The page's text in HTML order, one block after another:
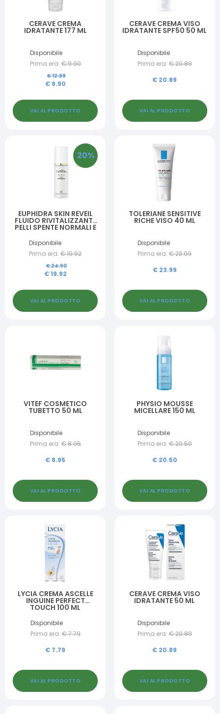
CERAVE CREMA
IDRATANTE 177 ML
Disponibile
Prima era: €9.90
€12.89
€ 9.90
VAI AL PRODOTTO
CERAVE CREMA VISO
IDRATANTE SPF50 50 ML
Disponibile
Prima era: €20.89
€ 20.89
VAI AL PRODOTTO
20%
EUPHIDRA SKIN REVEIL
FLUIDO RIVITALIZZANTE
PELLI SPENTE NORMALI E
Disponibile
Prima era: €19.92
€24.90
€19.92
VAI AL PRODOTTO
TOLERIANE SENSITIVE
RICHE VISO 40 ML
Disponibile
Prima era: €23.99
€ 23.99
VAI AL PRODOTTO
VITEF COSMETICO
TUBETTO 50 ML
Disponibile
Prima era: €8.95
€ 8.95
VAI AL PRODOTTO
PHYSIO MOUSSE
MICELLARE 150 ML
Disponibile
Prima era: €20.50
€ 20.50
VAI AL PRODOTTO
LYCIA CREMA ASCELLE
INGUINE PERFECT
TOUCH 100 ML
Disponibile
Prima era: €7.79
€ 7.79
VAI AL PRODOTTO
CERAVE CREMA VISO
IDRATANTE 50 ML
Disponibile
Prima era: €20.89
€ 20.89
VAI AL PRODOTTO